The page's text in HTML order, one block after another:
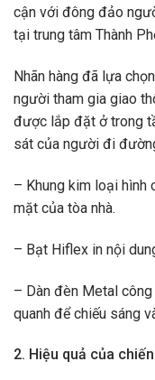
cận với đông đảo
tại trung tâm Thành
Nhãn hàng đã lựa
người tham gia giao
được lắp đặt ở trong
sát của người đi
– Khung kim loại hình
mặt của tòa nhà.
– Bạt Hiflex in nội
– Dàn đèn Metal
quanh để chiếu sáng
2. Hiệu quả của